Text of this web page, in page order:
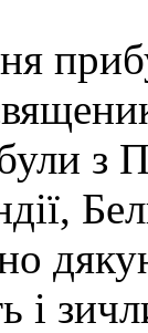
з
і